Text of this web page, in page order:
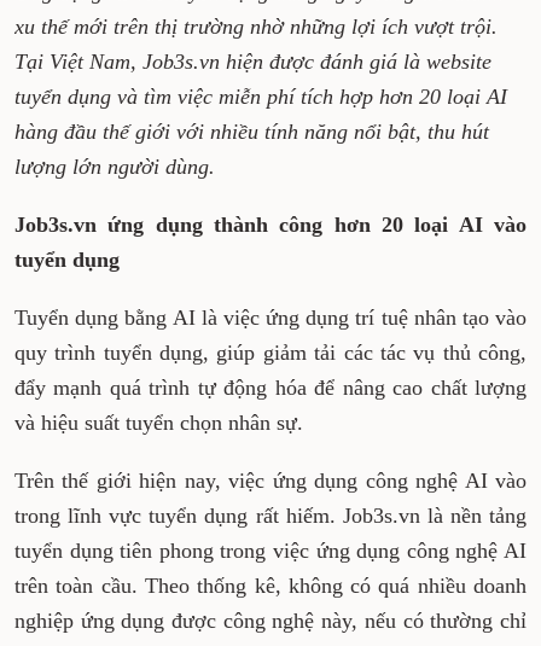
xu thế mới trên thị trường nhờ những lợi ích vượt trội.
Tại Việt Nam, Job3s.vn hiện được đánh giá là website
tuyển dụng và tìm việc miễn phí tích hợp hơn 20 loại AI
hàng đầu thế giới với nhiều tính năng nổi bật, thu hút
lượng lớn người dùng.
Job3s.vn ứng dụng thành công hơn 20 loại AI vào
tuyển dụng
Tuyển dụng bằng AI là việc ứng dụng trí tuệ nhân tạo vào
quy trình tuyển dụng, giúp giảm tải các tác vụ thủ công,
đẩy mạnh quá trình tự động hóa để nâng cao chất lượng
và hiệu suất tuyển chọn nhân sự.
Trên thế giới hiện nay, việc ứng dụng công nghệ AI vào
trong lĩnh vực tuyển dụng rất hiếm. Job3s.vn là nền tảng
tuyển dụng tiên phong trong việc ứng dụng công nghệ AI
trên toàn cầu. Theo thống kê, không có quá nhiều doanh
nghiệp ứng dụng được công nghệ này, nếu có thường chỉ